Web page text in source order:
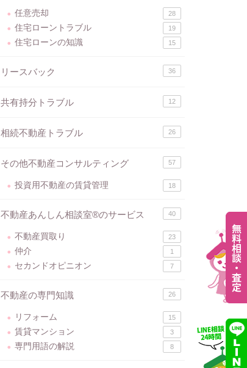
任意売却 28
住宅ローントラブル 19
住宅ローンの知識 15
リースバック 36
共有持分トラブル 12
相続不動産トラブル 26
その他不動産コンサルティング 57
投資用不動産の賃貸管理 18
不動産あんしん相談室®のサービス 40
不動産買取り 23
仲介 1
セカンドオピニオン 7
不動産の専門知識 26
リフォーム 15
賃貸マンション 3
専門用語の解説 8